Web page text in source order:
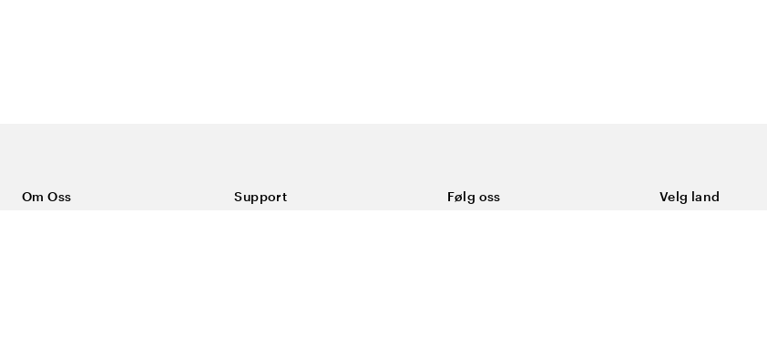
Om Oss Support Følg oss Velg land